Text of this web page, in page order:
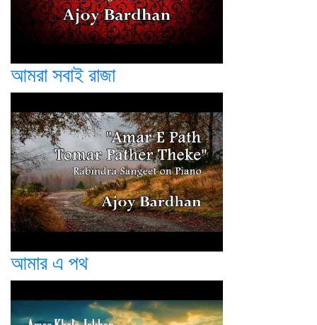
আমরা সবাই রাজা
আমার এ পথ